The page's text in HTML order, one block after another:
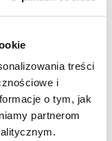
treści
i
o tym, jak
partnerom
dorosłym –
dziećmi
na
by mogły
na stres.